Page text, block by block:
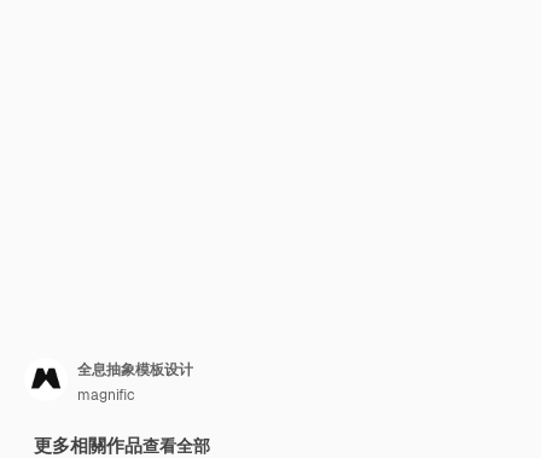
全息抽象模板设计
magnific
更多相關作品查看全部